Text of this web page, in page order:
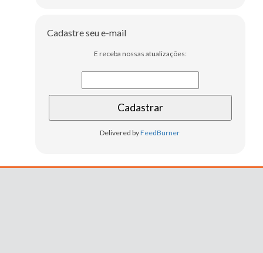
Cadastre seu e-mail
E receba nossas atualizações:
Delivered byFeedBurner